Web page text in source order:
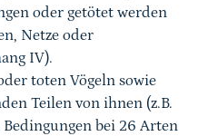
oder getötet werden
Netze oder
IV).
toten Vögeln sowie
Teilen von ihnen (z.B.
bei 26 Arten